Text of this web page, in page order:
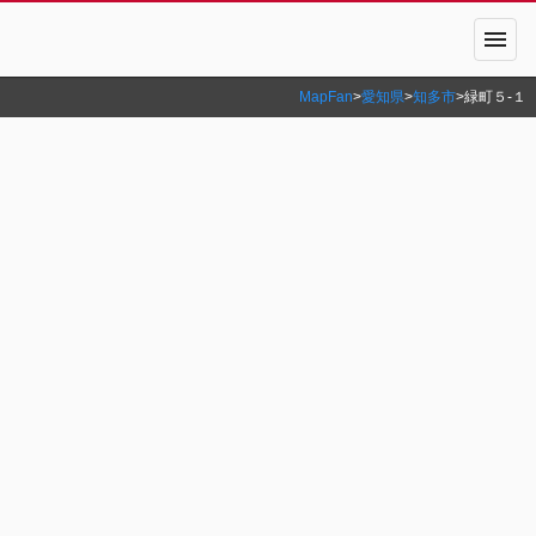
menu
MapFan>愛知県>知多市>緑町５‐１